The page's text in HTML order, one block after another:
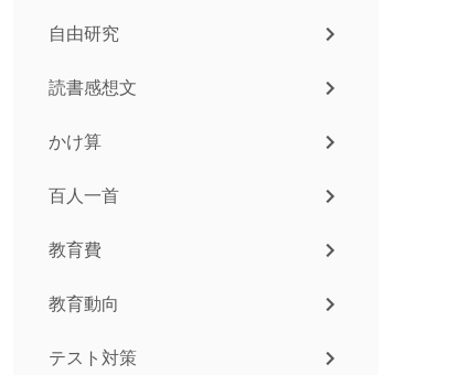
自由研究
読書感想文
かけ算
百人一首
教育費
教育動向
テスト対策